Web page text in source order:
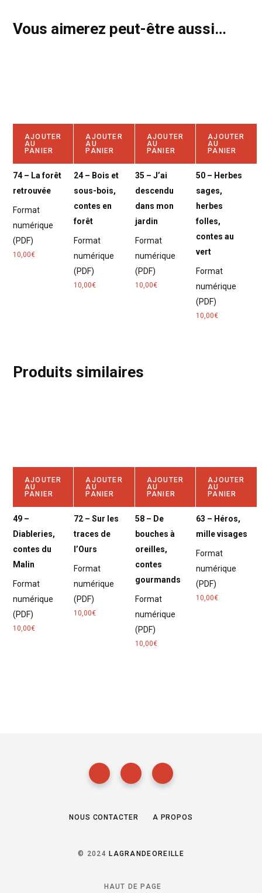
Vous aimerez peut-être aussi…
AJOUTER
AU
PANIER
74 – La forêt
retrouvée
Format
numérique
(PDF)
10,00€
AJOUTER
AU
PANIER
24 – Bois et
sous-bois,
contes en
forêt
Format
numérique
(PDF)
10,00€
AJOUTER
AU
PANIER
35 – J’ai
descendu
dans mon
jardin
Format
numérique
(PDF)
10,00€
AJOUTER
AU
PANIER
50 – Herbes
sages,
herbes
folles,
contes au
vert
Format
numérique
(PDF)
10,00€
Produits similaires
AJOUTER
AU
PANIER
49 –
Diableries,
contes du
Malin
Format
numérique
(PDF)
10,00€
AJOUTER
AU
PANIER
72 – Sur les
traces de
l’Ours
Format
numérique
(PDF)
10,00€
AJOUTER
AU
PANIER
58 – De
bouches à
oreilles,
contes
gourmands
Format
numérique
(PDF)
10,00€
AJOUTER
AU
PANIER
63 – Héros,
mille visages
Format
numérique
(PDF)
10,00€
NOUS CONTACTER A PROPOS
© 2024LAGRANDEOREILLE
HAUT DE PAGE